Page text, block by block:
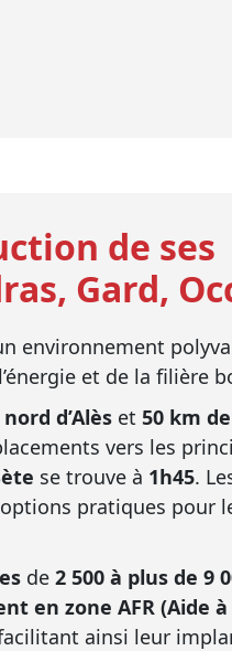
de ses
Gard,
environnement
et de la filière
d’Alès et 50 km
vers les
se trouve à 1h45.
pratiques pour
de 2 500 à plus de 9
en zone AFR (Aide
ainsi leur